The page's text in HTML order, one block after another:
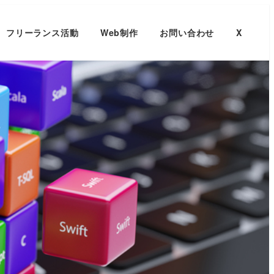
フリーランス活動 Web制作 お問い合わせ X